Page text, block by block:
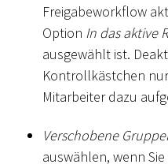
Freigabeworkflow
Option In das aktive
ausgewählt ist.
Kontrollkästchen
Mitarbeiter dazu
Verschobene
auswählen, wenn